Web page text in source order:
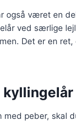
også været en
ved særlige
Det er en
med peber, skal